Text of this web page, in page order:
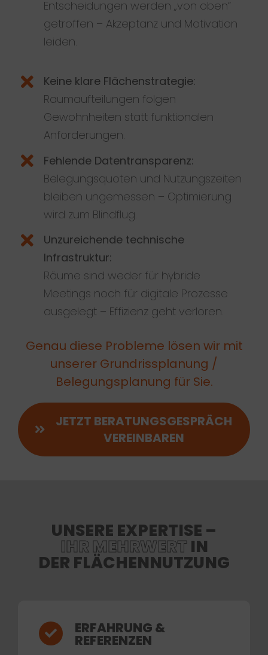
Entscheidungen werden „von oben“
getroffen – Akzeptanz und Motivation
leiden.
Keine klare Flächenstrategie:
Raumaufteilungen folgen
Gewohnheiten statt funktionalen
Anforderungen.
Fehlende Datentransparenz:
Belegungsquoten und Nutzungszeiten
bleiben ungemessen – Optimierung
wird zum Blindflug.
Unzureichende technische
Infrastruktur:
Räume sind weder für hybride
Meetings noch für digitale Prozesse
ausgelegt – Effizienz geht verloren.
Genau diese Probleme lösen wir mit
unserer Grundrissplanung /
Belegungsplanung für Sie.
JETZT BERATUNGSGESPRÄCH
VEREINBAREN
UNSERE EXPERTISE –
IHR MEHRWERT IN
DER FLÄCHENNUTZUNG
ERFAHRUNG &
REFERENZEN